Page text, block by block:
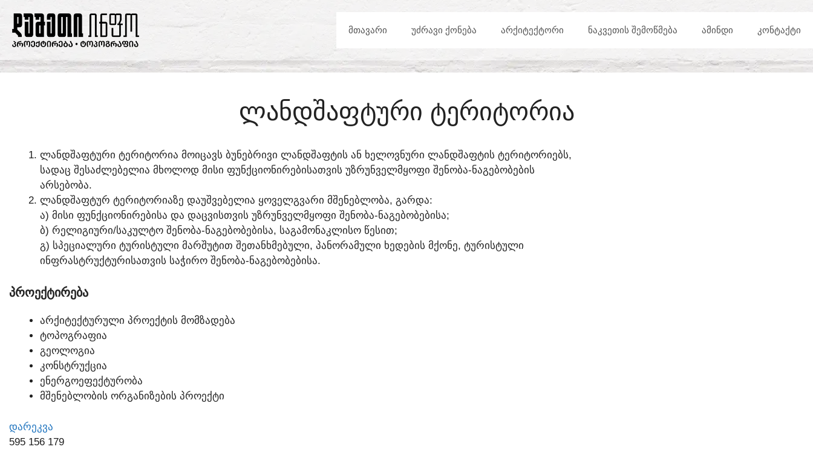
ᲛᲗᲐᲕᲐᲠᲘ ᲣᲫᲠᲐᲕᲘ ᲥᲝᲜᲔᲑᲐ ᲐᲠᲥᲘᲢᲔᲥᲢᲝᲠᲘ ᲜᲐᲙᲕᲔᲗᲘᲡ ᲨᲔᲛᲝᲬᲛᲔᲑᲐ ᲐᲛᲘᲜᲓᲘ ᲙᲝᲜᲢᲐᲥᲢᲘ
ᲚᲐᲜᲓᲨᲐᲤᲢᲣᲠᲘ ᲢᲔᲠᲘᲢᲝᲠᲘᲐ
ᲚᲐᲜᲓᲨᲐᲤᲢᲣᲠᲘ ᲢᲔᲠᲘᲢᲝᲠᲘᲐ ᲛᲝᲘᲪᲐᲕᲡ ᲑᲣᲜᲔᲑᲠᲘᲕᲘ ᲚᲐᲜᲓᲨᲐᲤᲢᲘᲡ ᲐᲜ ᲮᲔᲚᲝᲕᲜᲣᲠᲘ ᲚᲐᲜᲓᲨᲐᲤᲢᲘᲡ ᲢᲔᲠᲘᲢᲝᲠᲘᲔᲑᲡ,
ᲡᲐᲓᲐᲪ ᲨᲔᲡᲐᲫᲚᲔᲑᲔᲚᲘᲐ ᲛᲮᲝᲚᲝᲓ ᲛᲘᲡᲘ ᲤᲣᲜᲥᲪᲘᲝᲜᲘᲠᲔᲑᲘᲡᲐᲗᲕᲘᲡ ᲣᲖᲠᲣᲜᲕᲔᲚᲛᲧᲝᲤᲘ ᲨᲔᲜᲝᲑᲐ-ᲜᲐᲒᲔᲑᲝᲑᲔᲑᲘᲡ
ᲐᲠᲡᲔᲑᲝᲑᲐ.
ᲚᲐᲜᲓᲨᲐᲤᲢᲣᲠ ᲢᲔᲠᲘᲢᲝᲠᲘᲐᲖᲔ ᲓᲐᲣᲨᲕᲔᲑᲔᲚᲘᲐ ᲧᲝᲕᲔᲚᲒᲕᲐᲠᲘ ᲛᲨᲔᲜᲔᲑᲚᲝᲑᲐ, ᲒᲐᲠᲓᲐ:
Ა) ᲛᲘᲡᲘ ᲤᲣᲜᲥᲪᲘᲝᲜᲘᲠᲔᲑᲘᲡᲐ ᲓᲐ ᲓᲐᲪᲕᲘᲡᲗᲕᲘᲡ ᲣᲖᲠᲣᲜᲕᲔᲚᲛᲧᲝᲤᲘ ᲨᲔᲜᲝᲑᲐ-ᲜᲐᲒᲔᲑᲝᲑᲔᲑᲘᲡᲐ;
Ბ) ᲠᲔᲚᲘᲒᲘᲣᲠᲘ/ᲡᲐᲙᲣᲚᲢᲝ ᲨᲔᲜᲝᲑᲐ-ᲜᲐᲒᲔᲑᲝᲑᲔᲑᲘᲡᲐ, ᲡᲐᲒᲐᲛᲝᲜᲐᲙᲚᲘᲡᲝ ᲬᲔᲡᲘᲗ;
Გ) ᲡᲞᲔᲪᲘᲐᲚᲣᲠᲘ ᲢᲣᲠᲘᲡᲢᲣᲚᲘ ᲛᲐᲠᲨᲣᲢᲘᲗ ᲨᲔᲗᲐᲜᲮᲛᲔᲑᲣᲚᲘ, ᲞᲐᲜᲝᲠᲐᲛᲣᲚᲘ ᲮᲔᲓᲔᲑᲘᲡ ᲛᲥᲝᲜᲔ, ᲢᲣᲠᲘᲡᲢᲣᲚᲘ
ᲘᲜᲤᲠᲐᲡᲢᲠᲣᲥᲢᲣᲠᲘᲡᲐᲗᲕᲘᲡ ᲡᲐᲭᲘᲠᲝ ᲨᲔᲜᲝᲑᲐ-ᲜᲐᲒᲔᲑᲝᲑᲔᲑᲘᲡᲐ.
ᲞᲠᲝᲔᲥᲢᲘᲠᲔᲑᲐ
ᲐᲠᲥᲘᲢᲔᲥᲢᲣᲠᲣᲚᲘ ᲞᲠᲝᲔᲥᲢᲘᲡ ᲛᲝᲛᲖᲐᲓᲔᲑᲐ
ᲢᲝᲞᲝᲒᲠᲐᲤᲘᲐ
ᲒᲔᲝᲚᲝᲒᲘᲐ
ᲙᲝᲜᲡᲢᲠᲣᲥᲪᲘᲐ
ᲔᲜᲔᲠᲒᲝᲔᲤᲔᲥᲢᲣᲠᲝᲑᲐ
ᲛᲨᲔᲜᲔᲑᲚᲝᲑᲘᲡ ᲝᲠᲒᲐᲜᲘᲖᲔᲑᲘᲡ ᲞᲠᲝᲔᲥᲢᲘ
ᲓᲐᲠᲔᲙᲕᲐ
595 156 179